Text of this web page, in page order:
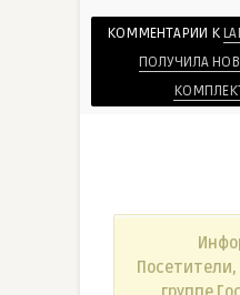
КОММЕНТАРИИ К
ПОЛУЧИЛА